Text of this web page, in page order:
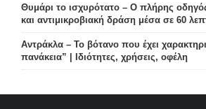
Θυμάρι το ισχυρότατο – Ο πλήρης οδηγός
και αντιμικροβιακή δράση μέσα σε 60
Αντράκλα – Το βότανο που έχει
πανάκεια” | Ιδιότητες, χρήσεις, οφέλη